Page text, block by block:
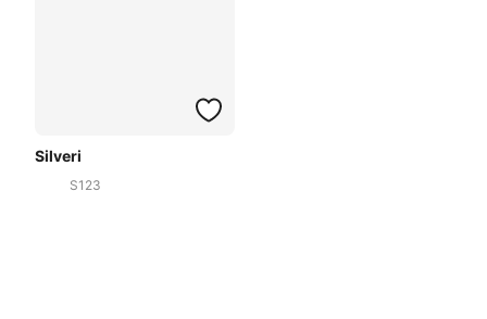
Silveri
S123